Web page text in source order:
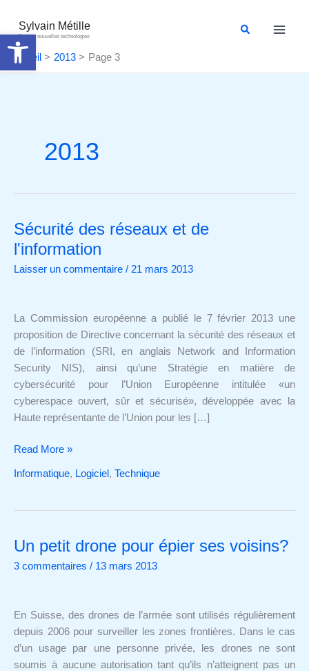
Ouvrir la barre d’outils
contenu
Sylvain Métille
Droit et nouvelles technologies
Rechercher
Accueil 2013 Page 3
2013
Sécurité des réseaux et de
l'information
Laisser un commentaire / 21 mars 2013
La Commission européenne a publié le 7 février 2013 une
proposition de Directive concernant la sécurité des réseaux et
de l’information (SRI, en anglais Network and Information
Security NIS), ainsi qu’une Stratégie en matière de
cybersécurité pour l’Union Européenne intitulée «un
cyberespace ouvert, sûr et sécurisé», développée avec la
Haute représentante de l’Union pour les […]
Sécurité
des
et
Read More »
Informatique, Logiciel , Technique
Un petit drone pour épier ses voisins?
3 commentaires / 13 mars 2013
En Suisse, des drones de l’armée sont utilisés régulièrement
depuis 2006 pour surveiller les zones frontières. Dans le cas
d’un usage par une personne privée, les drones ne sont
soumis à aucune autorisation tant qu’ils n’atteignent pas un
petit
épier
ses
voisins?